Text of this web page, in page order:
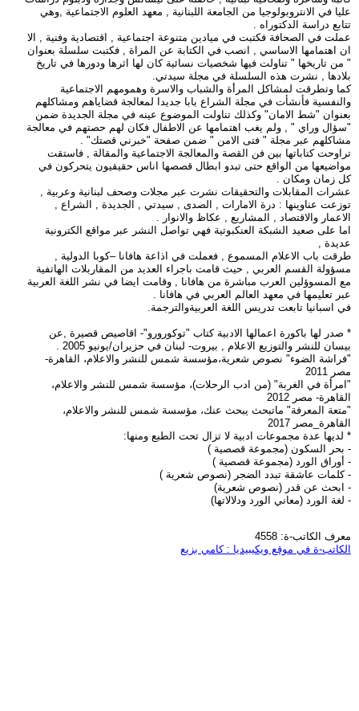
عليا في الانتروبولوجيا من الجامعة اللبنانية , معهد العلوم الاجتماعية ,وهي
تتابع دراسة الدكتوراه .
عملت في الصحافة فكتبت في ميادين متنوعة اجتماعية , اقتصادية وفنية , الا
ان اهتمامها الاساسي , انصب في الكتابة عن المراة , فكتبت سلسلة بعنوان
" من تاريخها " تناولت فيها شخصيات نسائية كان لها اثرها ودورها في تاريخ
بلادها , نشرت هذه السلسلة في مجلة سيدتي.
كما وتطرقت لمشاكل المرأة والشباب والاسرة وهمومهم الاجتماعية
والنفسية فأنشأت في مجلة الشراع بابا جديدا لمعالجة قضاياهم ومشاكلهم
بعنوان "شط الامان" وكذلك تناولت الموضوع عينه في مجلة الجديدة ضمن
"سؤال وراي " , ولم يغب اهتمامها عن الاطفال فكان لهم حصتهم في معالجة
مشاكلهم عبر مجلة " فتى الامن " ضمن صفحة "خبرني قصتك" .
تراوحت كتاباتها بين فن القصة والمعالجة الاجتماعية والمقالة , فاستقت
مواضيعها من الواقع حتى تبدو ابطال قصصها اناس حقيقيون يتحركون في
كل زمان ومكان .
عشرات المقابلات والتحقيقات نشرت عبر مجلات وصحف لبنانية وعربية ,
توزعت عناوينها : درة الامارات , الصدى , سيدتي , الجديدة , الشراع ,
الاعمار والاقتصاد , المشاريع , عكاظ والانوار .
اما على صعيد الشبكة العنكبوتية فهي تواصل النشر عبر مواقع الكترونية
عديدة ,
طرقت باب الاعلام المسموع , فعملت في اذاعة هافانا –كوبا الدولية ,
مسؤولة القسم العربي , حيث قامت باجراء العديد من المقاربلات الهاتفية
مع المسوؤلين العرب مباشرة من هافانا , وقامت ايضا في نشر اللغة العربية
عبر تعليمها في معهد العالم العربي في هافانا .
في اسبانيا تابعت تدريس اللغة العربيةوالترجمة.
* صدر لها باكورة اعمالها الادبية كتاب "توكورورو"- اقاصيص قصيرة ,عن
بيسان للنشر والتوزيع الاعلام , بيروت- لبنان في حزيران/يونيو 2005 .
"فراشة الضوء" نصوص شعرية،مؤسسة شمس للنشر والاعلام، القاهرة-
مصر 2011
"امرأة في الغربة" (من ادب الرحلات)، مؤسسة شمس للنشر والاعلام،
القاهرة- مصر 2012
"متعة المعرفة" ماتبحث يبحث عنك، مؤسسة شمس للنشر والاعلام،
القاهرة_مصر 2017
* لديها عدة مجموعات ادبية لا تزال تحت الطبع ومنها:
- بحر السكون (مجموعة قصصية )
- أوراق الورد (مجموعة قصصية )
- كلمات عاشقة تبدد الضجر (نصوص شعرية )
- ابحث عن قدر (نصوص شعرية)
- لغة الورد (معاني الورد ودلالاتها)
معرف الكاتب-ة: 4558
الكاتب-ة في موقع ويكيبيديا : كامي بزيع